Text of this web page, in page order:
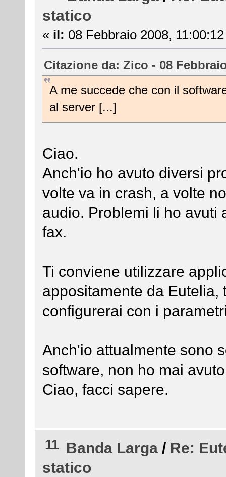
statico
« il: 08 Febbraio 2008,
Citazione da: Zico - 08
A me succede che con il
al server [...]
Ciao.
Anch'io ho avuto diversi
volte va in crash, a volte
audio. Problemi li ho avuti
fax.
Ti conviene utilizzare
appositamente da Eutelia,
configurerai con i
Anch'io attualmente sono
software, non ho mai
Ciao, facci sapere.
11 Banda Larga / Re:
statico